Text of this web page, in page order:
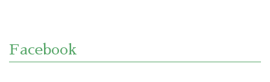
Facebook